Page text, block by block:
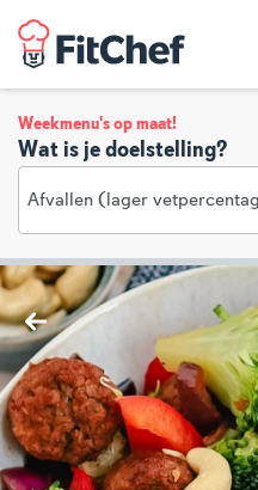
Weekmenu's op maat!
Wat is je doelstelling?